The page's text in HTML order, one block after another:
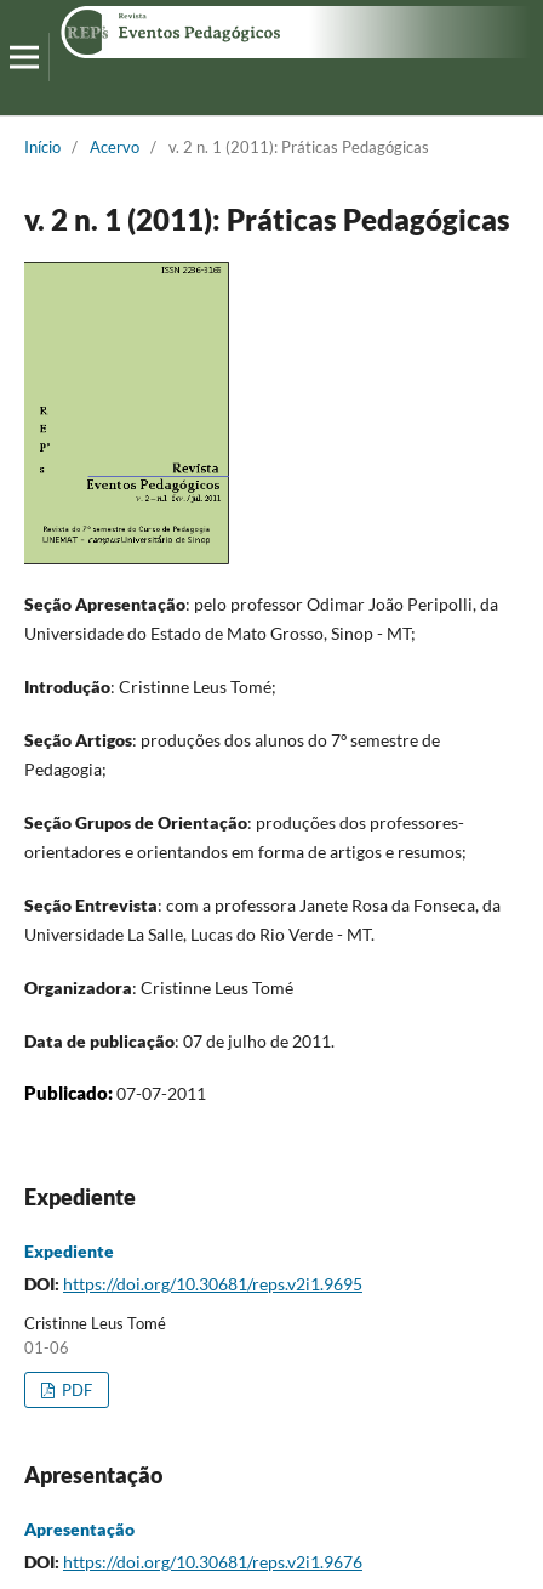
Início / Acervo / v. 2 n. 1 (2011): Práticas Pedagógicas
v. 2 n. 1 (2011): Práticas Pedagógicas
Seção Apresentação: pelo professor Odimar João Peripolli, da
Universidade do Estado de Mato Grosso, Sinop - MT;
Introdução: Cristinne Leus Tomé;
Seção Artigos: produções dos alunos do 7º semestre de
Pedagogia;
Seção Grupos de Orientação: produções dos professores-
orientadores e orientandos em forma de artigos e resumos;
Seção Entrevista: com a professora Janete Rosa da Fonseca, da
Universidade La Salle, Lucas do Rio Verde - MT.
Organizadora: Cristinne Leus Tomé
Data de publicação: 07 de julho de 2011.
Publicado:07-07-2011
Expediente
Expediente
DOI: https://doi.org/10.30681/reps.v2i1.9695
Cristinne Leus Tomé
01-06
PDF
Apresentação
Apresentação
DOI: https://doi.org/10.30681/reps.v2i1.9676